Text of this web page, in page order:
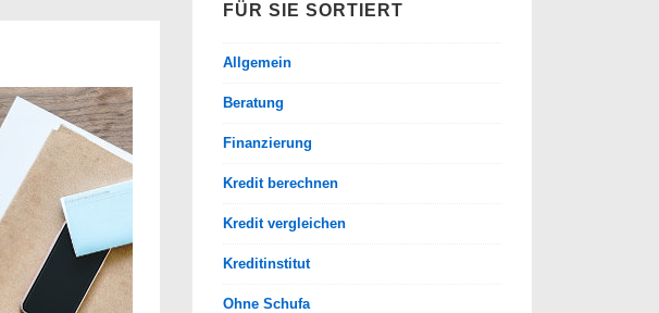
FÜR SIE SORTIERT
Allgemein
Beratung
Finanzierung
Kredit berechnen
Kredit vergleichen
Kreditinstitut
Ohne Schufa